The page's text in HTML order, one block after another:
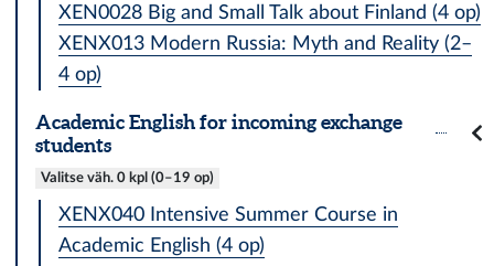
XEN0028 Big and Small Talk about Finland (4 op)
XENX013 Modern Russia: Myth and Reality (2–
4 op)
Academic English for incoming exchange
students
Valitse väh. 0 kpl (0–19 op)
XENX040 Intensive Summer Course in
Academic English (4 op)